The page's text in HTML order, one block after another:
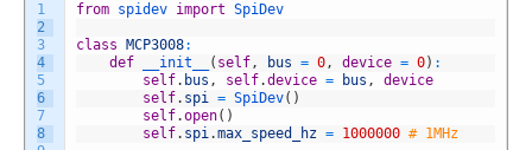
1
2
3
4
5
6
7
8
from spidev import SpiDev
class MCP3008:
def
__init__ ( self, bus = 0, device = 0) :
self. bus , self.device = bus ,
device
self. spi = SpiDev( )
self.open( )
self. spi.max_speed_hz = 1000000 # 1MHz